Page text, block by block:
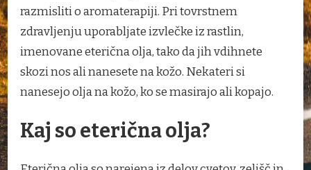
razmisliti o aromaterapiji. Pri tovrstnem
zdravljenju uporabljate izvlečke iz rastlin,
imenovane eterična olja, tako da jih vdihnete
skozi nos ali nanesete na kožo. Nekateri si
nanesejo olja na kožo, ko se masirajo ali kopajo.
Kaj so eterična olja?